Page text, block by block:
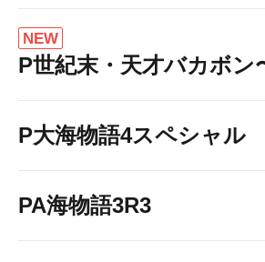
NEW
P世紀末・天才バカボン
P大海物語4スペシャル
PA海物語3R3